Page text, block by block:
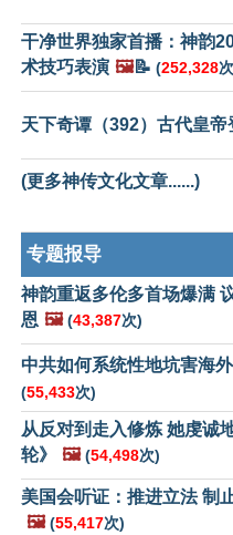
干净世界独家首播：神韵
术技巧表演 🖼️📝 (252,328
天下奇谭（392）古代皇
(更多神传文化文章......)
专题报导
神韵重返多伦多首场爆满
恩 🖼️ (43,387次)
中共如何系统性地坑害海
(55,433次)
从反对到走入修炼 她虔诚
轮》
🖼️ (54,498次)
美国会听证：推进立法 制
🖼️ (55,417次)